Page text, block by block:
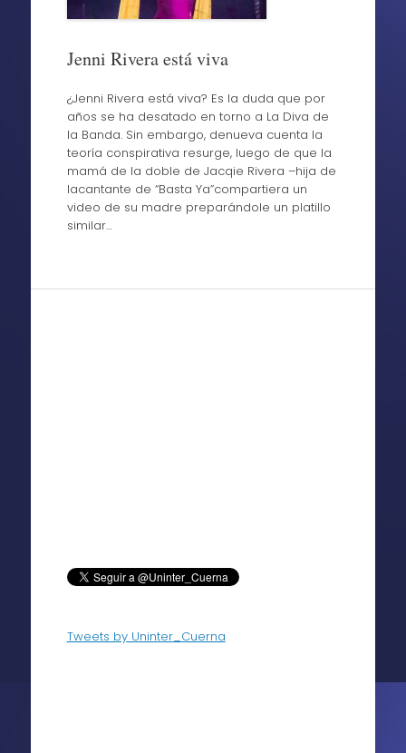
Jenni Rivera está viva
¿Jenni Rivera está viva? Es la duda que por
años se ha desatado en torno a La Diva de
la Banda. Sin embargo, denueva cuenta la
teoría conspirativa resurge, luego de que la
mamá de la doble de Jacqie Rivera –hija de
lacantante de “Basta Ya”compartiera un
video de su madre preparándole un platillo
similar…
Tweets by Uninter_Cuerna